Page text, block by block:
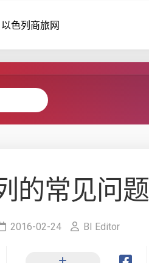
色列商旅网
的常见问题
2016-02-24 BI Editor